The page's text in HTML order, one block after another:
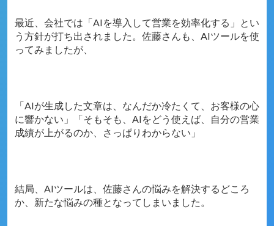
最近、会社では「AIを導入して営業を効率化する」とい
う方針が打ち出されました。 佐藤さんも、AIツールを使
ってみましたが、
「AIが生成した文章は、なんだか冷たくて、お客様の心
に響かない」
「そもそも、AIをどう使えば、自分の営業
成績が上がるのか、さっぱりわからない」
結局、AIツールは、佐藤さんの悩みを解決するどころ
か、新たな悩みの種となってしまいました。